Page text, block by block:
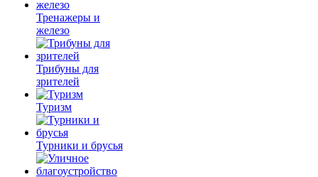
Тренажеры и
железо
Трибуны для
зрителей
Туризм
Турники и брусья